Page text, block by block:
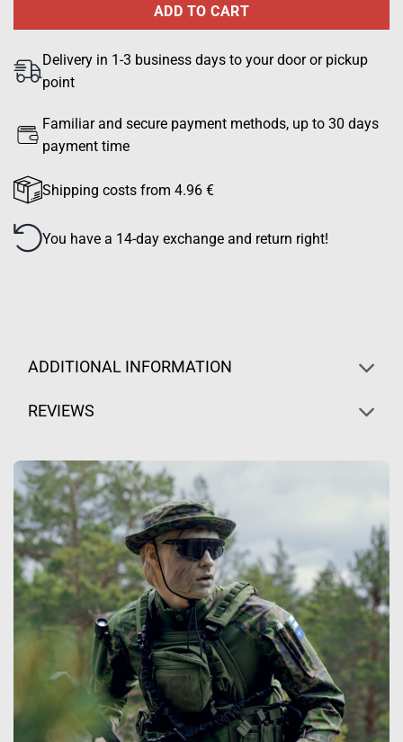
ADD TO CART
Delivery in 1-3 business days to your door or pickup
point
Familiar and secure payment methods, up to 30 days
payment time
Shipping costs from 4.96 €
You have a 14-day exchange and return right!
ADDITIONAL INFORMATION
REVIEWS